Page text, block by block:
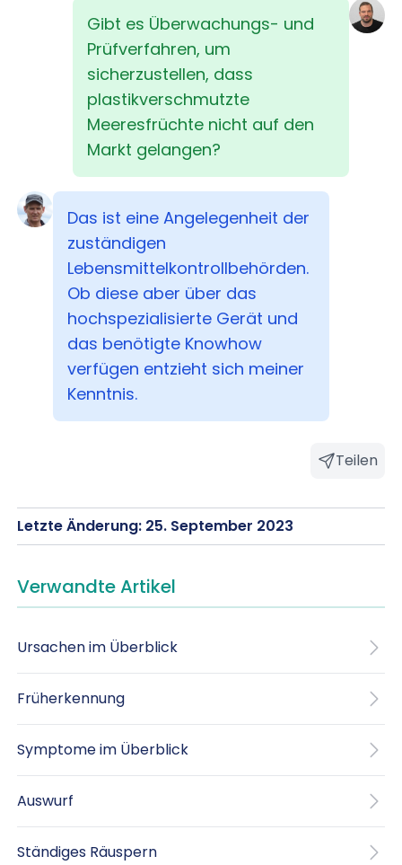
Gibt es Überwachungs- und
Prüfverfahren, um
sicherzustellen, dass
plastikverschmutzte
Meeresfrüchte nicht auf den
Markt gelangen?
Das ist eine Angelegenheit der
zuständigen
Lebensmittelkontrollbehörden.
Ob diese aber über das
hochspezialisierte Gerät und
das benötigte Knowhow
verfügen entzieht sich meiner
Kenntnis.
Teilen
Letzte Änderung: 25. September 2023
Verwandte Artikel
Ursachen im Überblick
Früherkennung
Symptome im Überblick
Auswurf
Ständiges Räuspern